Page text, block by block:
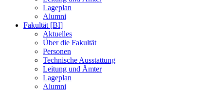
Lageplan
Alumni
Fakultät [BI]
Aktuelles
Über die Fakultät
Personen
Technische Ausstattung
Leitung und Ämter
Lageplan
Alumni